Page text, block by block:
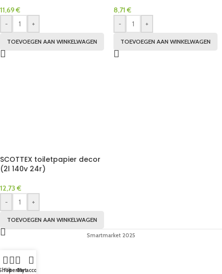
11,69€
-
+
TOEVOEGEN AAN WINKELWAGEN
8,71 €
-
+
TOEVOEGEN AAN WINKELWAGEN
SCOTTEX toiletpapier decor
(2l 140v 24r)
12,73 €
-
+
TOEVOEGEN AAN WINKELWAGEN
Smartmarket 2025
FiltersCart
My account